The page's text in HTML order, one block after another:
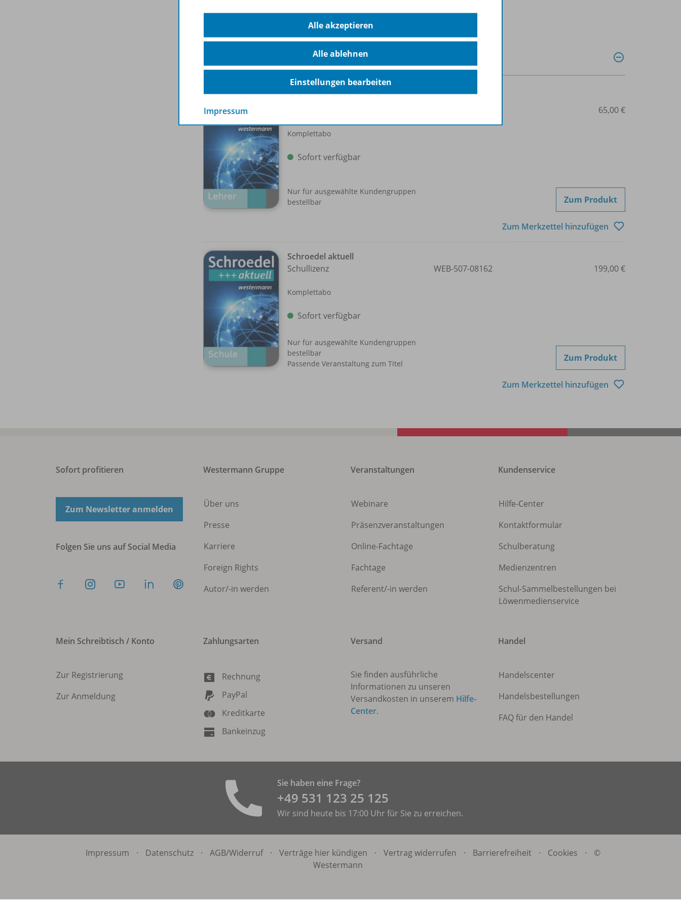
Schroedel aktuell
Komplettabo
Sofort verfügbar
Nur für ausgewählte Kundengruppen
bestellbar
65,00 €
Zum Produkt
Zum Merkzettel hinzufügen
Schroedel aktuell
Schullizenz
Komplettabo
Sofort verfügbar
Nur für ausgewählte Kundengruppen
bestellbar
Passende Veranstaltung zum Titel
WEB-507-08162 199,00 €
Zum Produkt
Zum Merkzettel hinzufügen
Sofort profitieren
Zum Newsletter anmelden
Folgen Sie uns auf Social Media
Westermann Gruppe
Über uns
Presse
Karriere
Foreign Rights
Autor/-in werden
Veranstaltungen
Webinare
Präsenzveranstaltungen
Online-Fachtage
Fachtage
Referent/-in werden
Kundenservice
Hilfe-Center
Kontaktformular
Schulberatung
Medienzentren
Schul-Sammelbestellungen bei
Löwenmedienservice
Mein Schreibtisch / Konto
Zur Registrierung
Zur Anmeldung
Zahlungsarten
Rechnung
PayPal
Kreditkarte
Bankeinzug
Versand
Sie finden ausführliche
Informationen zu unseren
Versandkosten in unserem Hilfe-
Center.
Handel
Handelscenter
Handelsbestellungen
FAQ für den Handel
Sie haben eine Frage?
+49 531 ­123 25 125
Wir sind heute bis 17:00 Uhr für Sie zu erreichen.
Impressum · Datenschutz · AGB/Widerruf · Verträge hier kündigen · Vertrag widerrufen · Barrierefreiheit · Cookies ·
©
Westermann
Alle akzeptieren
Alle ablehnen
Einstellungen bearbeiten
Impressum